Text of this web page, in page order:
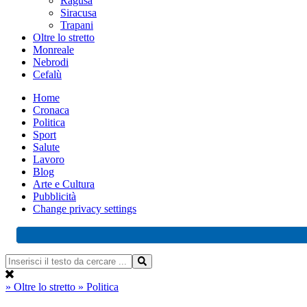
Siracusa
Trapani
Oltre lo stretto
Monreale
Nebrodi
Cefalù
Home
Cronaca
Politica
Sport
Salute
Lavoro
Blog
Arte e Cultura
Pubblicità
Change privacy settings
» Oltre lo stretto » Politica